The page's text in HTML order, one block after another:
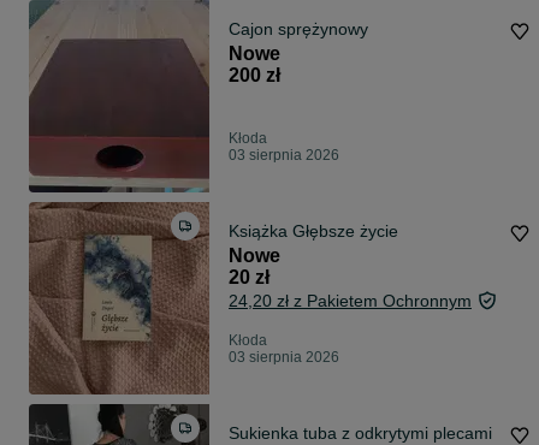
Cajon sprężynowy
Nowe
200 zł
Kłoda
03 sierpnia 2026
Książka Głębsze życie
Nowe
20 zł
24,20 zł z Pakietem Ochronnym
Kłoda
03 sierpnia 2026
Sukienka tuba z odkrytymi plecami